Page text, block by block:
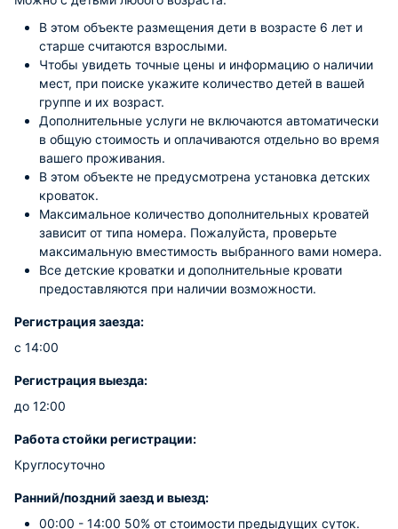
В этом объекте размещения дети в возрасте 6 лет и
старше считаются взрослыми.
Чтобы увидеть точные цены и информацию о наличии
мест, при поиске укажите количество детей в вашей
группе и их возраст.
Дополнительные услуги не включаются автоматически
в общую стоимость и оплачиваются отдельно во время
вашего проживания.
В этом объекте не предусмотрена установка детских
кроваток.
Максимальное количество дополнительных кроватей
зависит от типа номера. Пожалуйста, проверьте
максимальную вместимость выбранного вами номера.
Все детские кроватки и дополнительные кровати
предоставляются при наличии возможности.
Регистрация заезда:
с 14:00
Регистрация выезда:
до 12:00
Работа стойки регистрации:
Круглосуточно
Ранний/поздний заезд и выезд:
00:00 - 14:00 50% от стоимости предыдущих суток.